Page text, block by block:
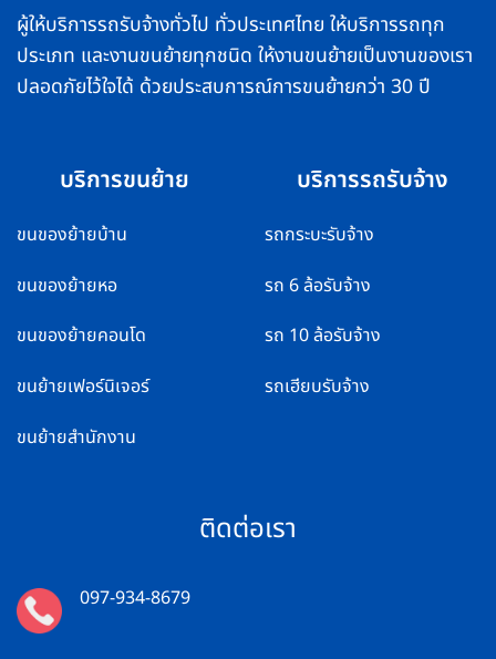
ผู้ให้บริการรถรับจ้างทั่วไป ทั่วประเทศไทย ให้บริการรถทุก
ประเภท และงานขนย้ายทุกชนิด ให้งานขนย้ายเป็นงานของเรา
ปลอดภัยไว้ใจได้ ด้วยประสบการณ์การขนย้ายกว่า 30 ปี
บริการขนย้าย
ขนของย้ายบ้าน
ขนของย้ายหอ
ขนของย้ายคอนโด
ขนย้ายเฟอร์นิเจอร์
ขนย้ายสำนักงาน
บริการรถรับจ้าง
รถกระบะรับจ้าง
รถ 6 ล้อรับจ้าง
รถ 10 ล้อรับจ้าง
รถเฮียบรับจ้าง
ติดต่อเรา
097-934-8679